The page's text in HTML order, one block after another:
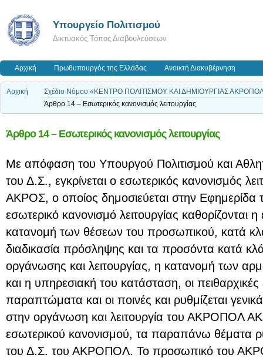
Υπουργείο Πολιτισμού
Δικτυακός Τόπος Διαβουλεύσεων
Αρχική Πρωθυπουργός της Ελλάδας Ανοικτή Διακυβέρνηση
Αρχική
Σχέδιο Νόμου «ΚΕΝΤΡΟ ΠΟΛΙΤΙΣΜΟΥ ΚΑΙ ΔΗΜΙΟΥΡΓΙΑΣ
Άρθρο 14 – Εσωτερικός κανονισμός λειτουργίας
Άρθρο 14 – Εσωτερικός κανονισμός λειτουργίας
Με απόφαση του Υπουργού Πολιτισμού και
του Δ.Σ., εγκρίνεται ο εσωτερικός κανονισμός
ΑΚΡΟΣ, ο οποίος δημοσιεύεται στην
εσωτερικό κανονισμό λειτουργίας καθορίζονται
κατανομή των θέσεων του προσωπικού, κατά
διαδικασία πρόσληψης και τα προσόντα κατά
οργάνωσης και λειτουργίας, η κατανομή των
και η υπηρεσιακή του κατάσταση, οι πειθαρχικές
παραπτώματα και οι ποινές και ρυθμίζεται
στην οργάνωση και λειτουργία του ΑΚΡΟΠΟΛ
εσωτερικού κανονισμού, τα παραπάνω θέματα
του Δ.Σ. του ΑΚΡΟΠΟΛ. Το προσωπικό του